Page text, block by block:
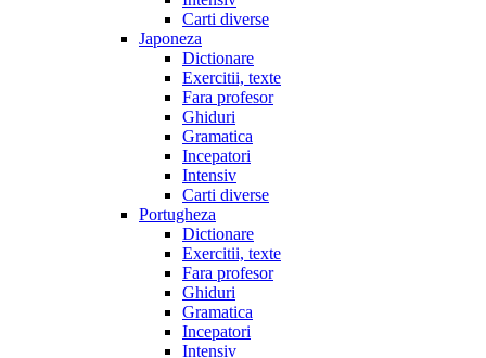
Carti diverse
Japoneza
Dictionare
Exercitii, texte
Fara profesor
Ghiduri
Gramatica
Incepatori
Intensiv
Carti diverse
Portugheza
Dictionare
Exercitii, texte
Fara profesor
Ghiduri
Gramatica
Incepatori
Intensiv